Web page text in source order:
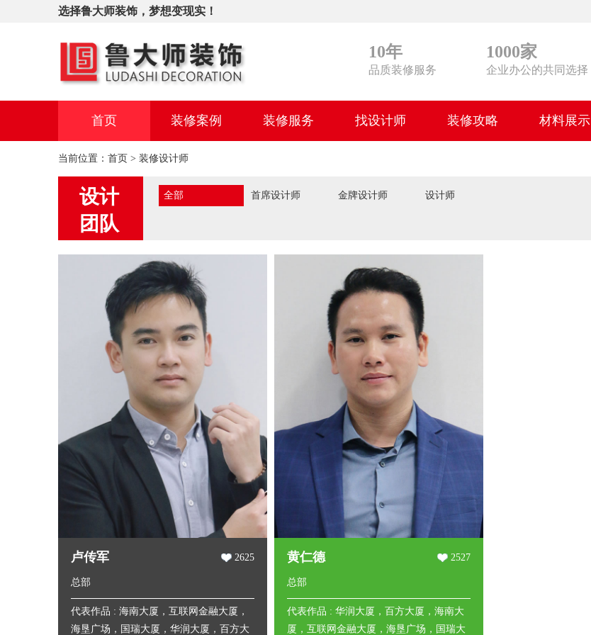
选择鲁大师装饰，梦想变现实！
1000家
企业办公的共同选择
10年
品质装修服务
首页 装修案例 装修服务 找设计师 装修攻略 材料展示
当前位置： 首页 > 装修设计师
设计
团队
全部 首席设计师 金牌设计师 设计师
2625
卢传军
总部
代表作品 : 海南大厦，互联网金融大厦，
海垦广场，国瑞大厦，华润大厦，百方大
2527
黄仁德
总部
代表作品 : 华润大厦，百方大厦，海南大
厦，互联网金融大厦，海垦广场，国瑞大